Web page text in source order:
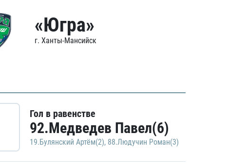
«Югра»
г. Ханты-Мансийск
Гол в равенстве
92.Медведев Павел(6)
19.Булянский Артём(2), 88.Людучин Роман(3)